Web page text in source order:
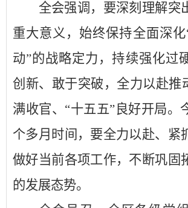
全会强调，要深刻理解突
重大意义，始终保持全面深化
动”的战略定力，持续强化过
创新、敢于突破，全力以赴推
满收官、 “十五五” 良好开局。
个多月时间，要全力以赴、紧
做好当前各项工作，不断巩固
的发展态势。